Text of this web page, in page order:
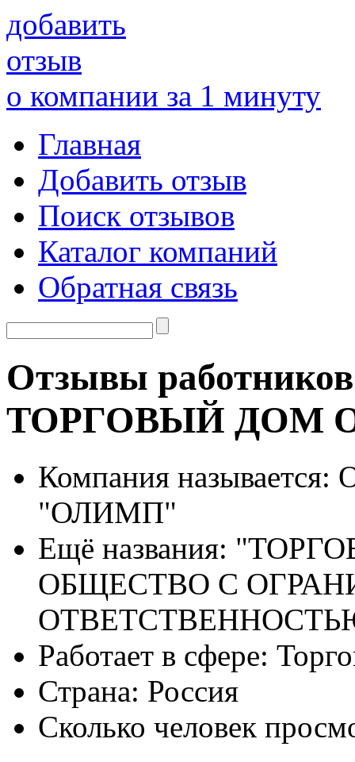
добавить
отзыв
о компании за 1 минуту
Главная
Добавить отзыв
Поиск отзывов
Каталог компаний
Обратная связь
Отзывы
ТОРГОВЫЙ ДОМ
Компания называется:
"ОЛИМП"
Ещё названия:
ОБЩЕСТВО С
Работает в сфере:
Страна: Россия
Сколько человек